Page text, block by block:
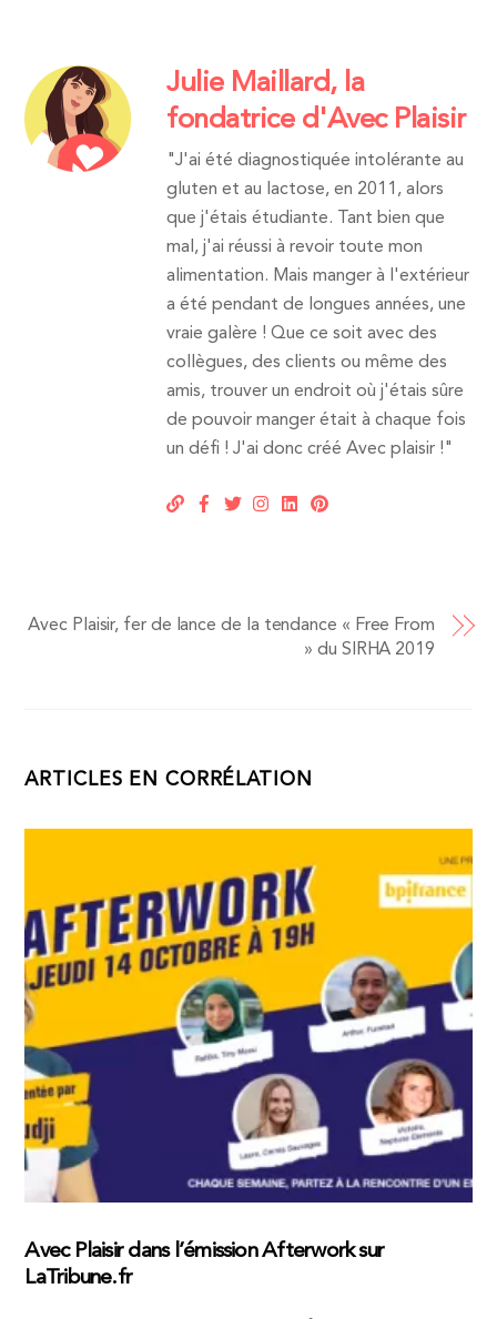
Julie Maillard, la
fondatrice d'Avec Plaisir
"J'ai été diagnostiquée intolérante au
gluten et au lactose, en 2011, alors
que j'étais étudiante. Tant bien que
mal, j'ai réussi à revoir toute mon
alimentation. Mais manger à l'extérieur
a été pendant de longues années, une
vraie galère ! Que ce soit avec des
collègues, des clients ou même des
amis, trouver un endroit où j'étais sûre
de pouvoir manger était à chaque fois
un défi ! J'ai donc créé Avec plaisir !"
Avec Plaisir, fer de lance de la tendance « Free From
» du SIRHA 2019
ARTICLES EN CORRÉLATION
Avec Plaisir dans l’émission Afterwork sur
LaTribune.fr